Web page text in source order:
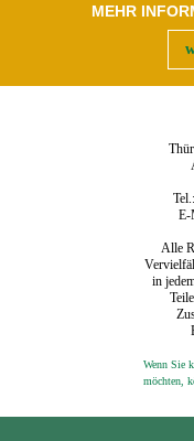
MEHR
Tel.:
E-
Alle
in
Wenn Sie
möchten,